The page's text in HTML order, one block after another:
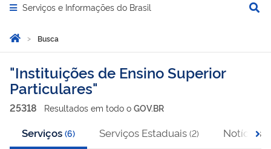
Abrir menu principal de navegação
Serviços e Informações do Brasil
Você está aqui:
Página Inicial
Busca
Busca
Instituições de Ensino Superior
Particulares
25318 Resultados em todo o GOV.BR
Serviços (6) Serviços Estaduais (2) Notícias